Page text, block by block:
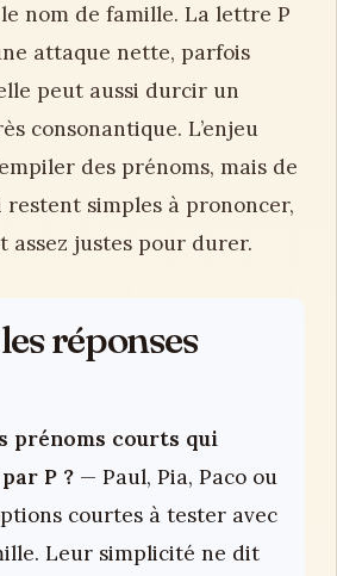
nom de famille. La lettre P
attaque nette, parfois
peut aussi durcir un
consonantique. L’enjeu
des prénoms, mais de
simples à prononcer,
assez justes pour durer.
réponses
prénoms courts qui
P ? — Paul, Pia, Paco ou
courtes à tester avec
Leur simplicité ne dit